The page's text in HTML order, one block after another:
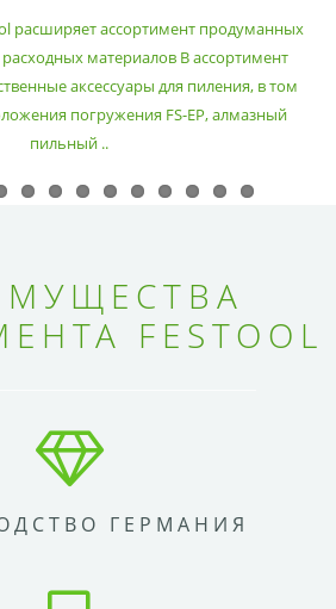
расширяет ассортимент продуманных
материалов В ассортимент
аксессуары для пиления, в том
погружения FS-EP, алмазный
пильный ..
FESTOOL
ГЕРМАНИЯ